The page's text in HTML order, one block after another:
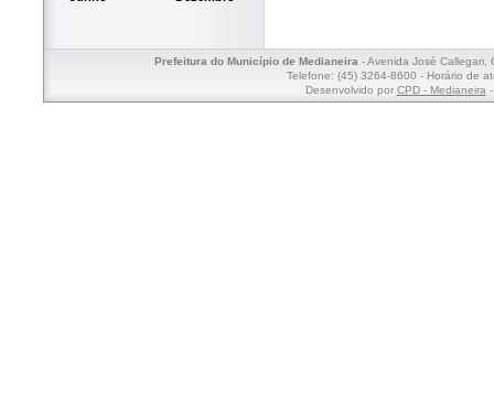
Prefeitura do Município de Medianeira- Avenida José Callegari,
Telefone: (45) 3264-8600 - Horário de
Desenvolvido por CPD - Medianeira-